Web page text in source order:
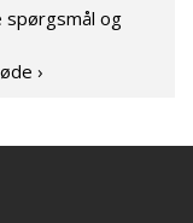
spørgsmål og
›